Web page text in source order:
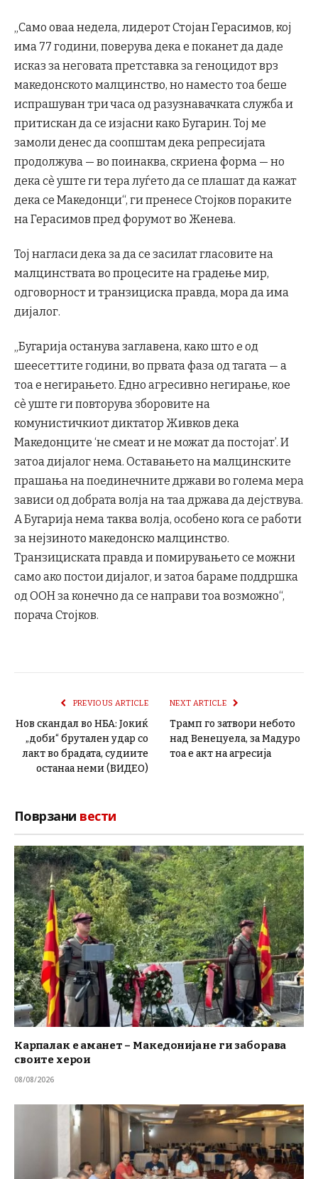
„Само оваа недела, лидерот Стојан Герасимов, кој
има 77 години, поверува дека е поканет да даде
исказ за неговата претставка за геноцидот врз
македонското малцинство, но наместо тоа беше
испрашуван три часа од разузнавачката служба и
притискан да се изјасни како Бугарин. Тој ме
замоли денес да соопштам дека репресијата
продолжува — во поинаква, скриена форма — но
дека сè уште ги тера луѓето да се плашат да кажат
дека се Македонци“, ги пренесе Стојков пораките
на Герасимов пред форумот во Женева.
Тој нагласи дека за да се засилат гласовите на
малцинствата во процесите на градење мир,
одговорност и транзициска правда, мора да има
дијалог.
„Бугарија останува заглавена, како што е од
шеесеттите години, во првата фаза од тагата — а
тоа е негирањето. Едно агресивно негирање, кое
сè уште ги повторува зборовите на
комунистичкиот диктатор Живков дека
Македонците ‘не смеат и не можат да постојат’. И
затоа дијалог нема. Оставањето на малцинските
прашања на поединечните држави во голема мера
зависи од добрата волја на таа држава да дејствува.
А Бугарија нема таква волја, особено кога се работи
за нејзиното македонско малцинство.
Транзициската правда и помирувањето се можни
само ако постои дијалог, и затоа бараме поддршка
од ООН за конечно да се направи тоа возможно“,
порача Стојков.
PREVIOUS ARTICLE
Нов скандал во НБА: Јокиќ
„доби“ брутален удар со
лакт во брадата, судиите
останаа неми (ВИДЕО)
NEXT ARTICLE
Трамп го затвори небото
над Венецуела, за Мадуро
тоа е акт на агресија
Поврзани вести
Карпалак е аманет – Македонија не ги заборава
своите херои
08/08/2026